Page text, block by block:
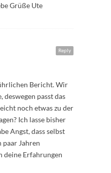
Grüße Ute
Reply
Bericht. Wir
deswegen passt das
noch etwas zu der
Ich lasse bisher
Angst, dass selbst
paar Jahren
deine Erfahrungen